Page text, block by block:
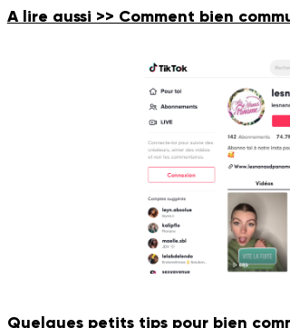
A lire aussi >> Comment bien
Quelques petits tips pour bien